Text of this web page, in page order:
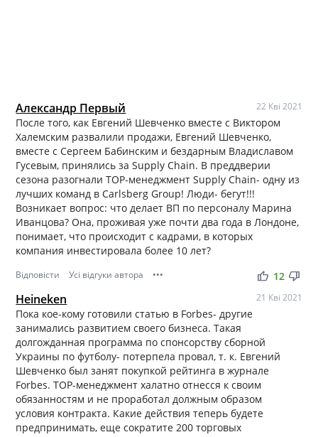
Александр Первый 22 Кві 2021
После того, как Евгений Шевченко вместе с Виктором
Халемским развалили продажи, Евгений Шевченко,
вместе с Сергеем Бабинским и бездарным Владиславом
Гусевым, принялись за Supply Chain. В преддверии
сезона разогнали ТОР-менеджмент Supply Chain- одну из
лучших команд в Carlsberg Group! Люди- бегут!!!
Возникает вопрос: что делает ВП по персоналу Марина
Иванцова? Она, проживая уже почти два года в Лондоне,
понимает, что происходит с кадрами, в которых
компания инвестировала более 10 лет?
Відповісти Усі відгуки автора ••• thumb_up thumb_down
12
Heineken 21 Кві 2021
Пока кое-кому готовили статью в Forbes- другие
занимались развитием своего бизнеса. Такая
долгожданная программа по спонсорству сборной
Украины по футболу- потерпела провал, т. к. Евгений
Шевченко был занят покупкой рейтинга в журнале
Forbes. ТОР-менеджмент халатно отнесся к своим
обязанностям и не проработал должным образом
условия контракта. Какие действия теперь будете
предпринимать, еще сократите 200 торговых